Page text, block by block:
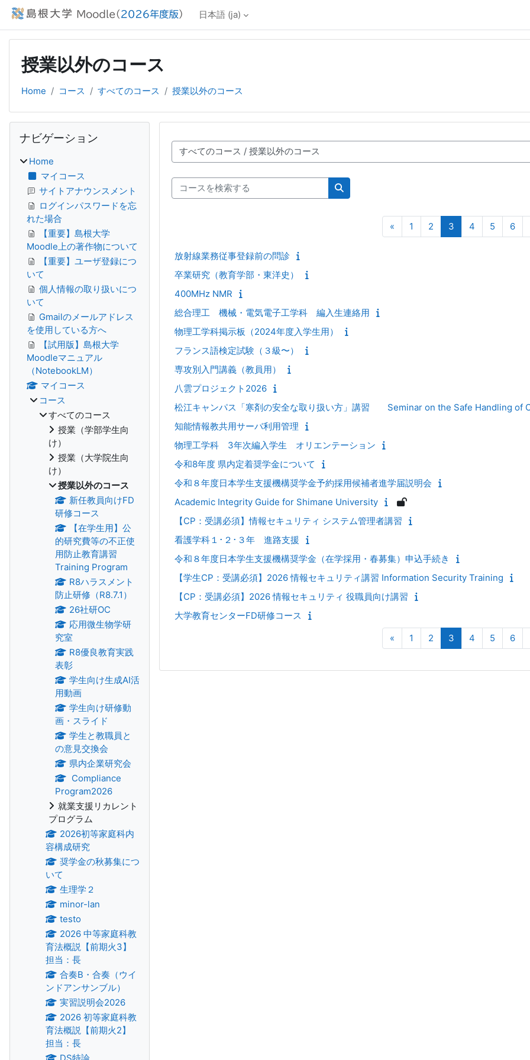
メインコンテンツへスキップする
日本語 ‎(ja)‎
授業以外のコース
Home コース すべてのコース 授業以外のコース
コースカテゴリ
コースを検索する
コースを検索する
«前のページ
1 ページ 1
2ページ 2
3ページ 3
4ページ 4
5ページ 5
6ペ
放射線業務従事登録前の問診
卒業研究（教育学部・東洋史）
400MHz NMR
総合理工 機械・電気電子工学科 編入生連絡用
物理工学科掲示板（2024年度入学生用）
フランス語検定試験（３級〜）
専攻別入門講義（教員用）
八雲プロジェクト2026
松江キャンパス「寒剤の安全な取り扱い方」講習 Seminar on the Safe Handling of
知能情報教共用サーバ利用管理
物理工学科 3年次編入学生 オリエンテーション
令和8年度 県内定着奨学金について
令和８年度日本学生支援機構奨学金予約採用候補者進学届説明会
Academic Integrity Guide for Shimane University
【CP：受講必須】情報セキュリティ システム管理者講習
看護学科１･２･３年 進路支援
令和８年度日本学生支援機構奨学金（在学採用・春募集）申込手続き
【学生CP：受講必須】2026 情報セキュリティ講習 Information Security Training
【CP：受講必須】2026 情報セキュリティ 役職員向け講習
大学教育センターFD研修コース
«前のページ
1 ページ 1
2ページ 2
3ページ 3
4ページ 4
5ページ 5
6ペ
ブロック
ナビゲーション
Home
マイコース
サイトアナウンスメント
ログインパスワードを忘
れた場合
【重要】島根大学
Moodle上の著作物について
【重要】ユーザ登録につ
いて
個人情報の取り扱いにつ
いて
Gmailのメールアドレス
を使用している方へ
【試用版】島根大学
Moodleマニュアル
（NotebookLM）
マイコース
コース
すべてのコース
授業（学部学生向
け）
授業（大学院生向
け）
授業以外のコース
新任教員向けFD
研修コース
【在学生用】公
的研究費等の不正使
用防止教育講習
Training Program
R8ハラスメント
防止研修（R8.7.1）
26社研OC
応用微生物学研
究室
R8優良教育実践
表彰
学生向け生成AI活
用動画
学生向け研修動
画・スライド
学生と教職員と
の意見交換会
県内企業研究会
Compliance
Program2026
就業支援リカレント
プログラム
2026初等家庭科内
容構成研究
奨学金の秋募集につ
いて
生理学２
minor-lan
testo
2026 中等家庭科教
育法概説【前期火3】
担当：長
合奏B・合奏（ウイ
ンドアンサンブル）
実習説明会2026
2026 初等家庭科教
育法概説【前期火2】
担当：長